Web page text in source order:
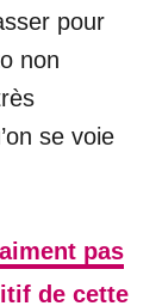
pour
non
se voie
pas
de cette